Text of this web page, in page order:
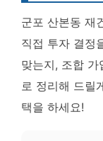
군포 산본동 재
직접 투자 결정
맞는지, 조합
로 정리해 드릴
택을 하세요!